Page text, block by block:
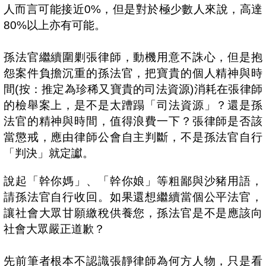
人而言可能接近0% ，但是對於極少數人來說，高達
80%以上亦有可能。
孫法官繼續圍剿張律師，動機用意不誅心，但是抱
怨案件負擔沉重的孫法官，把寶貴的個人精神與時
間(按：推定為珍稀又寶貴的司法資源)消耗在張律師
的檢舉案上，是不是太蹧蹋「司法資源」？還是孫
法官的精神與時間，值得浪費一下？張律師是否該
當懲戒，應由律師公會自主判斷，不是孫法官自行
「判決」就定讞。
說起「幹你媽」、「幹你娘」等粗鄙與沙豬用語，
請孫法官自行收回。如果還想繼續當個公平法官，
讓社會大眾甘願繳稅供養您，孫法官是不是應該向
社會大眾嚴正道歉？
先前筆者根本不認識張靜律師為何方人物，只是看